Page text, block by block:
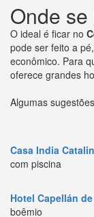
Onde
O ideal é ficar no
pode ser feito a
econômico. Para
oferece grandes
Algumas
Casa India
com piscina
Hotel Capellán
boêmio